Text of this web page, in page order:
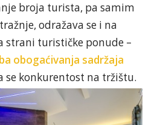
broja turista, pa samim
odražava se i na
strani turističke ponude –
obogaćivanja sadržaja
se konkurentost na tržištu.